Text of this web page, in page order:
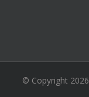
© Copyright